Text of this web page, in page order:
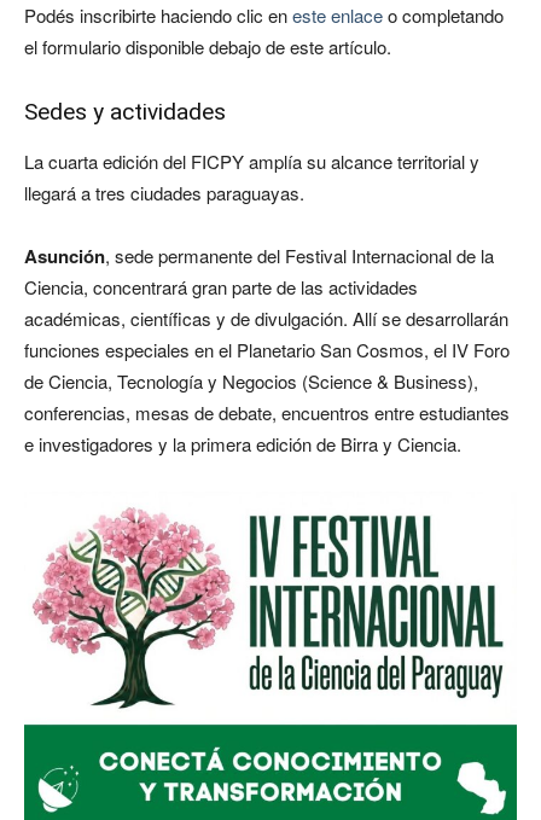
Podés inscribirte haciendo clic eneste enlaceo completando
el formulario disponible debajo de este artículo.
Sedes y actividades
La cuarta edición del FICPY amplía su alcance territorial y
llegará a tres ciudades paraguayas.
Asunción, sede permanente del Festival Internacional de la
Ciencia, concentrará gran parte de las actividades
académicas, científicas y de divulgación. Allí se desarrollarán
funciones especiales en el Planetario San Cosmos, el IV Foro
de Ciencia, Tecnología y Negocios (Science & Business),
conferencias, mesas de debate, encuentros entre estudiantes
e investigadores y la primera edición de Birra y Ciencia.